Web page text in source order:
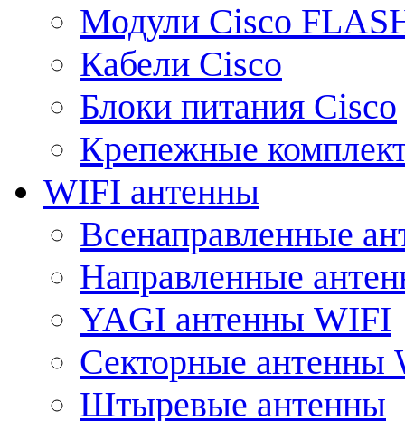
Модули Cisco
Кабели Cisco
Блоки питания Cisco
Крепежные
WIFI антенны
Всенаправленные
Направленные
YAGI антенны WIFI
Секторные антенны
Штыревые антенны